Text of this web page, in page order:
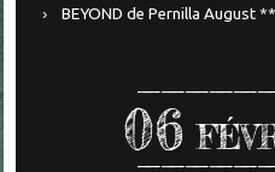
BEYOND de Pernilla August **
06